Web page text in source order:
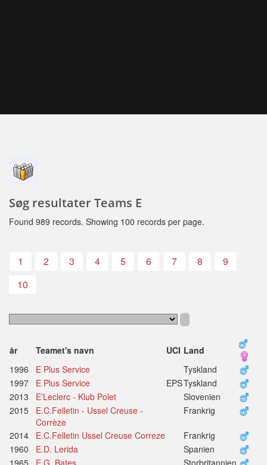
Søg resultater Teams E
Found 989 records. Showing 100 records per page.
1 2 3 4 5 6 7 8
9
10
år Teamet's navn UCI Land
1996
E Plus Service
Tyskland
1997
E Plus Service EPSTyskland
2013
E'Leclerc - Klub Polet
Slovenien
2015
E.C.Felletin - Ussel Creuse -
Corrèze
Frankrig
2014 E.C.Felletin Ussel Creuse Correze
Frankrig
1960
E.D. Lerida
Spanien
1965
E.G. Bates
Storbritannien